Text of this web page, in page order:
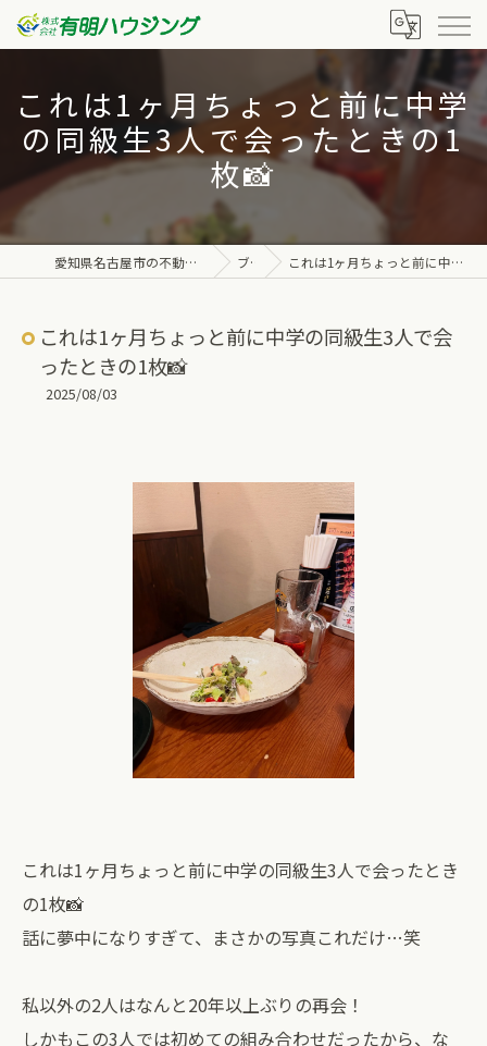
これは1ヶ月ちょっと前に中学
の同級生3人で会ったときの1
枚📸
愛知県名古屋市の不動産なら株式会社有明ハウジング ブログ これは1ヶ月ちょっと前に中学の同級生3人で会ったときの1枚📸
これは1ヶ月ちょっと前に中学の同級生3人で会
ったときの1枚📸
2025/08/03
これは1ヶ月ちょっと前に中学の同級生3人で会ったとき
の1枚📸
話に夢中になりすぎて、まさかの写真これだけ…笑
私以外の2人はなんと20年以上ぶりの再会！
しかもこの3人では初めての組み合わせだったから、な